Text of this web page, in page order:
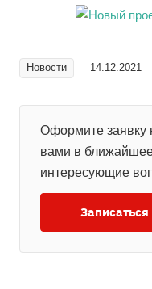
Новости 14.12.2021
Оформите заявку
вами в
интересующие